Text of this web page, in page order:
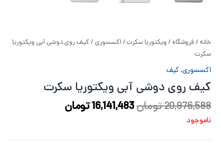
خانه/فروشگاه/ویکتوریا سکرت/اکسسوری/ کیف روی دوشی آبی ویکتوریا
سکرت
اکسسوری,کیف
کیف روی دوشی آبی ویکتوریا سکرت
20,976,588تومان16,141,483تومان
ناموجود